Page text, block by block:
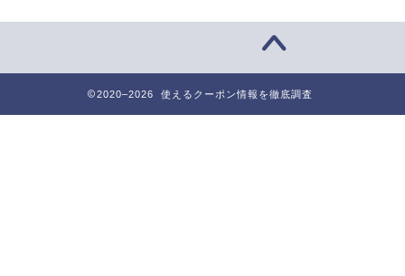
2020–2026 使えるクーポン情報を徹底調査